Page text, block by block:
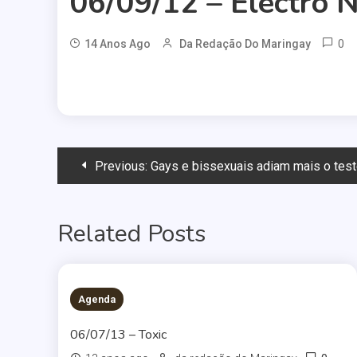
14 Anos Ago Da Redação Do Maringay 0
Navegação
Post
Previous: Gays e bissexuais adiam mais o
Related Posts
Agenda
06/07/13 – Toxic